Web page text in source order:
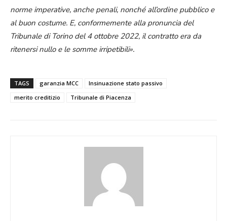
norme imperative, anche penali, nonché all’ordine pubblico e
al buon costume. E, conformemente alla pronuncia del
Tribunale di Torino del 4 ottobre 2022, il contratto era da
ritenersi nullo e le somme irripetibili».
TAGS garanzia MCC
Insinuazione stato passivo
merito creditizio
Tribunale di Piacenza